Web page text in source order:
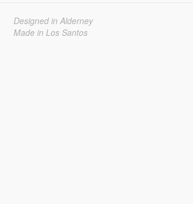
Designed in Alderney
Made in Los Santos